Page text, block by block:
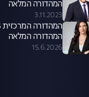
המהדורה המלאה
3.11.2023
המהדורה המלאה
15.6.2026